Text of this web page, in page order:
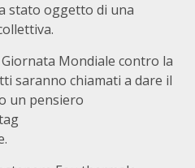
stato oggetto di una
Giornata Mondiale contro la
saranno chiamati a dare il
un pensiero